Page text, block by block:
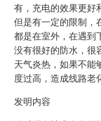
有，充电的效果更好
但是有一定的限制，
都是在室外，在遇到
没有很好的防水，很
天气炎热，如果不能
度过高，造成线路老
发明内容